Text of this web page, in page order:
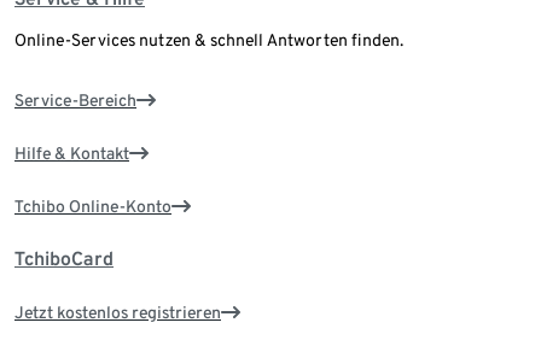
Online-Services nutzen & schnell Antworten finden.
Service-Bereich
Hilfe & Kontakt
Tchibo Online-Konto
TchiboCard
Jetzt kostenlos registrieren